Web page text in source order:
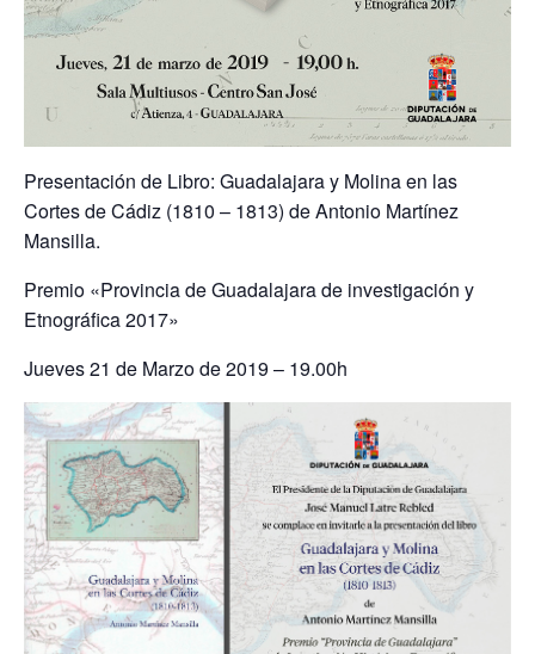
Presentación de Libro: Guadalajara y Molina en las
Cortes de Cádiz (1810 – 1813) de Antonio Martínez
Mansilla.
Premio «Provincia de Guadalajara de investigación y
Etnográfica 2017»
Jueves 21 de Marzo de 2019 – 19.00h